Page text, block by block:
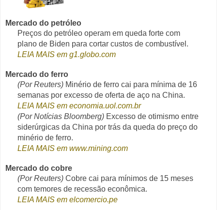
Mercado do petróleo
Preços do petróleo operam em queda forte com
plano de Biden para cortar custos de combustível.
LEIA MAIS em g1.globo.com
Mercado do ferro
(Por Reuters)Minério de ferro cai para mínima de 16
semanas por excesso de oferta de aço na China.
LEIA MAIS em economia.uol.com.br
(Por Notícias Bloomberg)Excesso de otimismo entre
siderúrgicas da China por trás da queda do preço do
minério de ferro.
LEIA MAIS em www.mining.com
Mercado do cobre
(Por Reuters)Cobre cai para mínimos de 15 meses
com temores de recessão econômica.
LEIA MAIS em elcomercio.pe